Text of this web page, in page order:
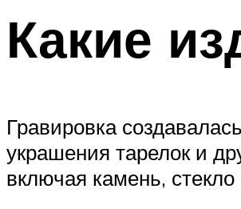
Какие
Гравировка
украшения тарелок и
включая камень, стекло